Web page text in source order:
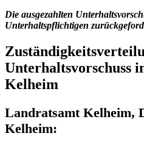
Die ausgezahlten
Unterhaltspflichtigen
Unterhaltsvorschuss
Kelheim
Landratsamt Kelheim,
Kelheim: